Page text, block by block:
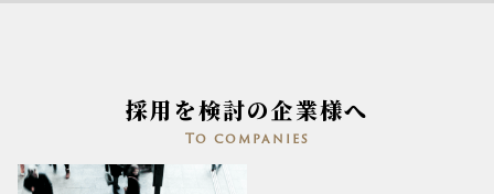
採用を検討の企業様へ
To companies